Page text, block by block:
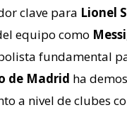
clave para Lionel
equipo como Messi
fundamental
de Madrid ha
a nivel de clubes